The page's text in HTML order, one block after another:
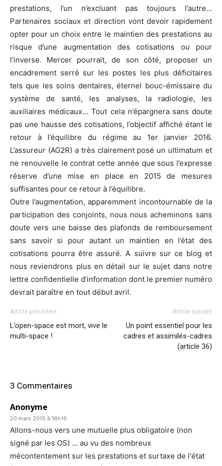
prestations, l’un n’excluant pas toujours l’autre…
Partenaires sociaux et direction vont devoir rapidement
opter pour un choix entre le maintien des prestations au
risque d’une augmentation des cotisations ou pour
l’inverse. Mercer pourrait, de son côté, proposer un
encadrement serré sur les postes les plus déficitaires
tels que les soins dentaires, éternel bouc-émissaire du
système de santé, les analyses, la radiologie, les
auxiliaires médicaux… Tout cela n’épargnera sans doute
pas une hausse des cotisations, l’objectif affiché étant le
retour à l’équilibre du régime au 1er janvier 2016.
L’assureur (AG2R) a très clairement posé un ultimatum et
ne renouvelle le contrat cette année que sous l’expresse
réserve d’une mise en place en 2015 de mesures
suffisantes pour ce retour à l’équilibre.
Outre l’augmentation, apparemment incontournable de la
participation des conjoints, nous nous acheminons sans
doute vers une baisse des plafonds de remboursement
sans savoir si pour autant un maintien en l’état des
cotisations pourra être assuré. A suivre sur ce blog et
nous reviendrons plus en détail sur le sujet dans notre
lettre confidentielle d’information dont le premier numéro
devrait paraître en tout début avril.
Article précédent
L’open-space est mort, vive le
multi-space !
Article suivant
Un point essentiel pour les
cadres et assimilés-cadres
(article 36)
3 Commentaires
Anonyme
20 mars 2015 à 16h16
Allons-nous vers une mutuelle plus obligatoire (non
signé par les OS) … au vu des nombreux
mécontentement sur les prestations et surtaxe de l'état